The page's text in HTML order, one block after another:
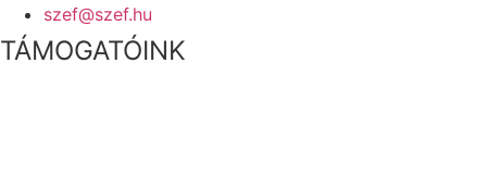
szef@szef.hu
TÁMOGATÓINK